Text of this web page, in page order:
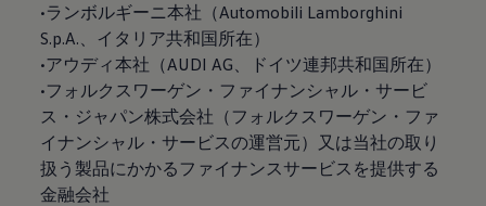
•ランボルギーニ本社（Automobili Lamborghini
S.p.A.、イタリア共和国所在）
•アウディ本社（AUDI AG、ドイツ連邦共和国所在）
•フォルクスワーゲン・ファイナンシャル・サービ
ス・ジャパン株式会社（フォルクスワーゲン・ファ
イナンシャル・サービスの運営元）又は当社の取り
扱う製品にかかるファイナンスサービスを提供する
金融会社